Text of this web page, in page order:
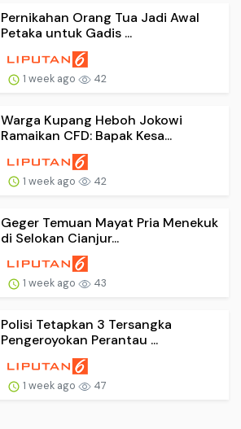
Pernikahan Orang Tua Jadi Awal
Petaka untuk Gadis ...
1 week ago 42
Warga Kupang Heboh Jokowi
Ramaikan CFD: Bapak Kesa...
1 week ago 42
Geger Temuan Mayat Pria Menekuk
di Selokan Cianjur...
1 week ago 43
Polisi Tetapkan 3 Tersangka
Pengeroyokan Perantau ...
1 week ago 47